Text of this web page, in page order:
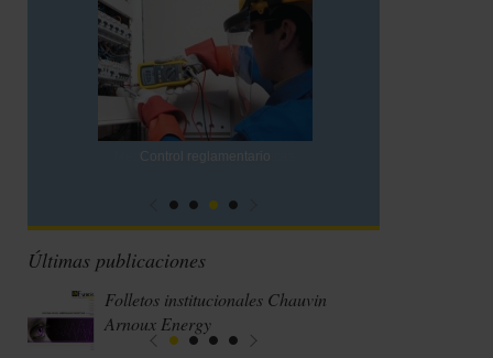
Control reglamentario
Últimas publicaciones
Folletos institucionales Chauvin
Arnoux Energy